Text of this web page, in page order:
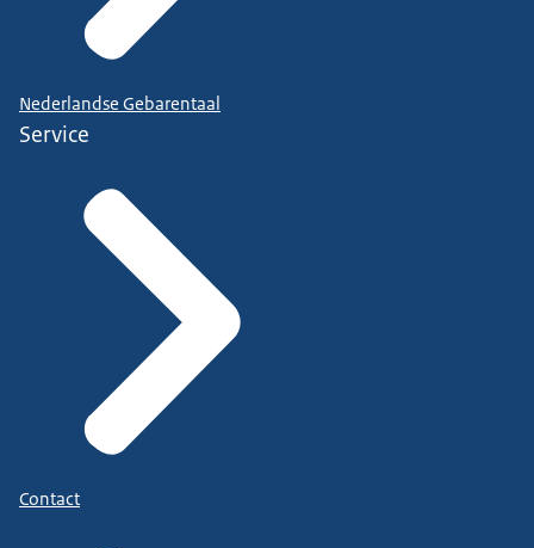
Nederlandse Gebarentaal
Service
Contact